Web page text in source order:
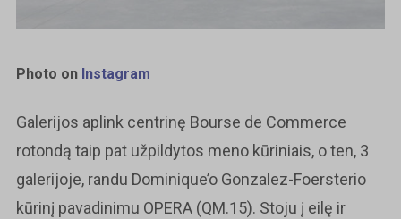
Photo on Instagram
Galerijos aplink centrinę Bourse de Commerce
rotondą taip pat užpildytos meno kūriniais, o ten, 3
galerijoje, randu Dominique’o Gonzalez-Foersterio
kūrinį pavadinimu OPERA (QM.15). Stoju į eilę ir